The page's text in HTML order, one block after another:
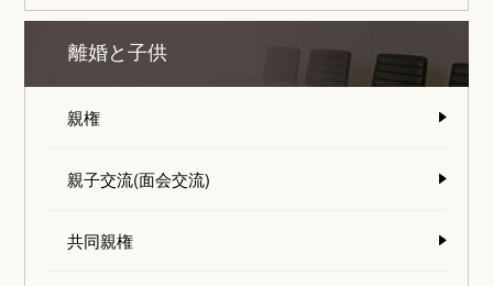
離婚と子供
親権
親子交流(面会交流)
共同親権